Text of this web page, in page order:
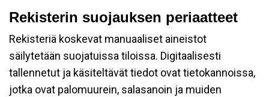
Rekisterin suojauksen periaatteet
Rekisteriä koskevat manuaaliset aineistot
säilytetään suojatuissa tiloissa. Digitaalisesti
tallennetut ja käsiteltävät tiedot ovat tietokannoissa,
jotka ovat palomuurein, salasanoin ja muiden